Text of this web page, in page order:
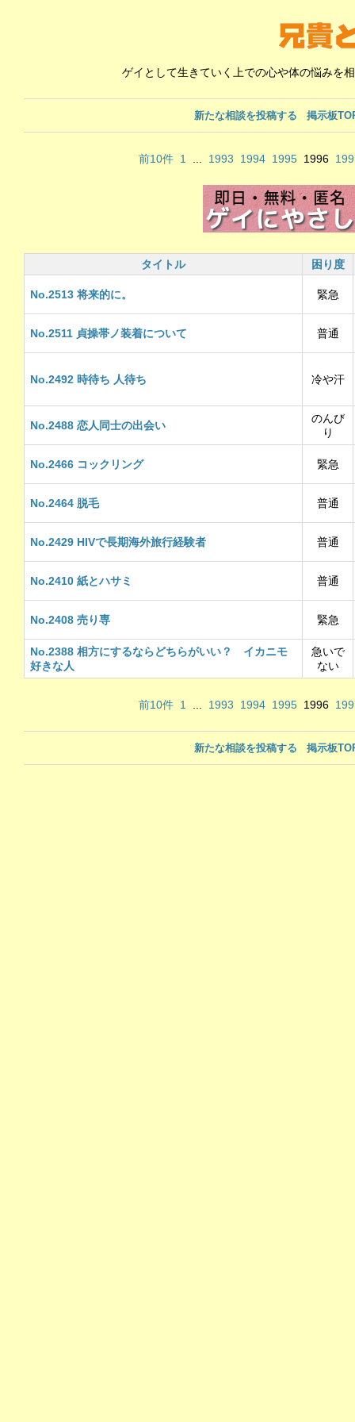
ゲイとして生きていく上での心や体の悩みを
新たな相談を投稿する 掲示板
前10件 1 1993 1994 1995 1996
タイトル 困り度
No.2513 将来的に。 緊急
No.2511 貞操帯ノ装着について 普通
No.2492 時待ち 人待ち 冷や汗
No.2488 恋人同士の出会い
のんび
り
No.2466 コックリング 緊急
No.2464 脱毛 普通
No.2429 HIVで長期海外旅行経験者 普通
No.2410 紙とハサミ 普通
No.2408 売り専 緊急
No.2388 相方にするならどちらがいい？ イカニモ
好きな人
急いで
ない
前10件 1 1993 1994 1995 1996
新たな相談を投稿する 掲示板